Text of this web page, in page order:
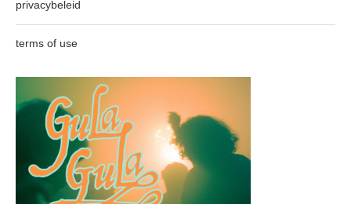
privacybeleid
terms of use